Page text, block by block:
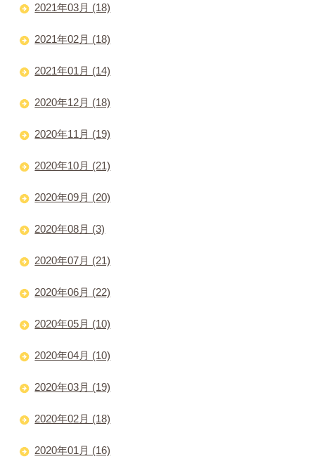
2021年03月 (18)
2021年02月 (18)
2021年01月 (14)
2020年12月 (18)
2020年11月 (19)
2020年10月 (21)
2020年09月 (20)
2020年08月 (3)
2020年07月 (21)
2020年06月 (22)
2020年05月 (10)
2020年04月 (10)
2020年03月 (19)
2020年02月 (18)
2020年01月 (16)